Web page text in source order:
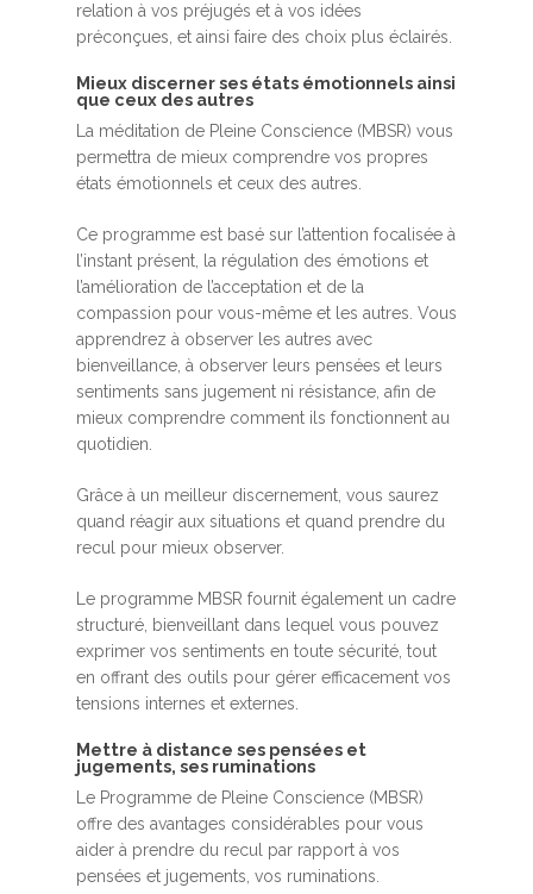
relation à vos préjugés et à vos idées
préconçues, et ainsi faire des choix plus éclairés.
Mieux discerner ses états émotionnels ainsi
que ceux des autres
La méditation de Pleine Conscience (MBSR) vous
permettra de mieux comprendre vos propres
états émotionnels et ceux des autres.
Ce programme est basé sur l’attention focalisée à
l’instant présent, la régulation des émotions et
l’amélioration de l’acceptation et de la
compassion pour vous-même et les autres. Vous
apprendrez à observer les autres avec
bienveillance, à observer leurs pensées et leurs
sentiments sans jugement ni résistance, afin de
mieux comprendre comment ils fonctionnent au
quotidien.
Grâce à un meilleur discernement, vous saurez
quand réagir aux situations et quand prendre du
recul pour mieux observer.
Le programme MBSR fournit également un cadre
structuré, bienveillant dans lequel vous pouvez
exprimer vos sentiments en toute sécurité, tout
en offrant des outils pour gérer efficacement vos
tensions internes et externes.
Mettre à distance ses pensées et
jugements, ses ruminations
Le Programme de Pleine Conscience (MBSR)
offre des avantages considérables pour vous
aider à prendre du recul par rapport à vos
pensées et jugements, vos ruminations.